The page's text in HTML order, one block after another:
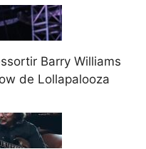
Barry Williams
de Lollapalooza